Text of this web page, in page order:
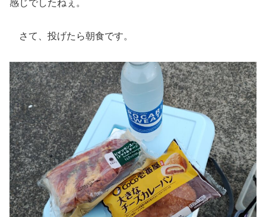
感じでしたねぇ。
さて、投げたら朝食です。